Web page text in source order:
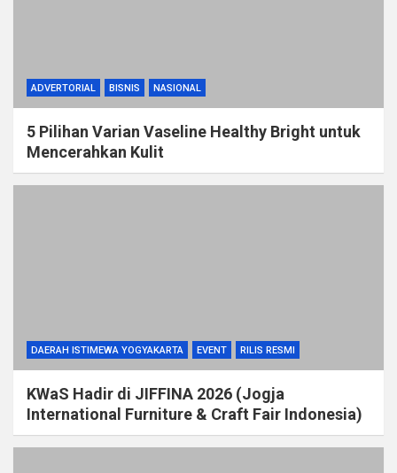
ADVERTORIAL BISNIS NASIONAL
5 Pilihan Varian Vaseline Healthy Bright untuk
Mencerahkan Kulit
DAERAH ISTIMEWA YOGYAKARTA EVENT RILIS RESMI
KWaS Hadir di JIFFINA 2026 (Jogja
International Furniture & Craft Fair Indonesia)